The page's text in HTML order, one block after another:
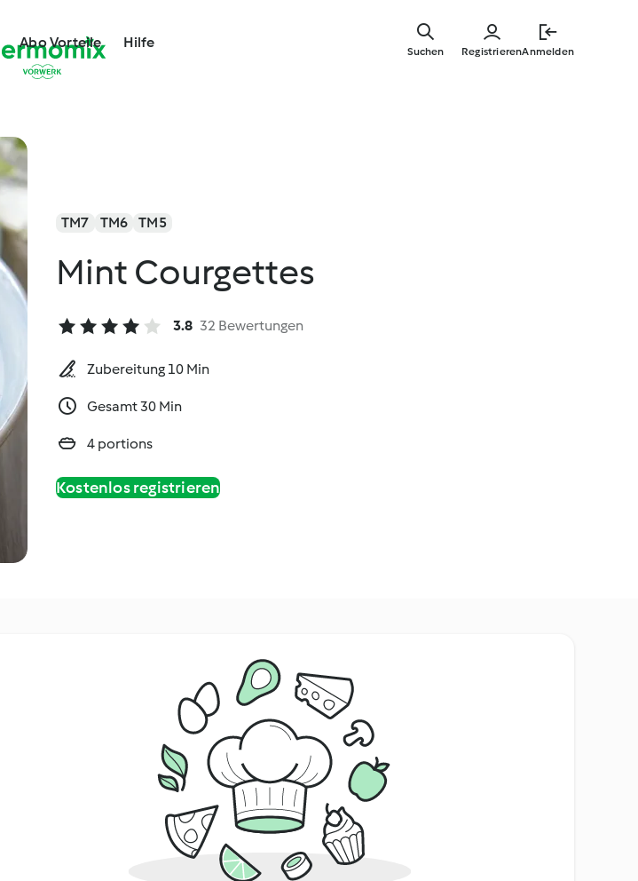
Abo Vorteile Hilfe
RegistrierenAnmelden
Suchen
TM7 TM6 TM5
Mint Courgettes
3.8 32 Bewertungen
Zubereitung 10 Min
Gesamt 30 Min
4 portions
Kostenlos registrieren